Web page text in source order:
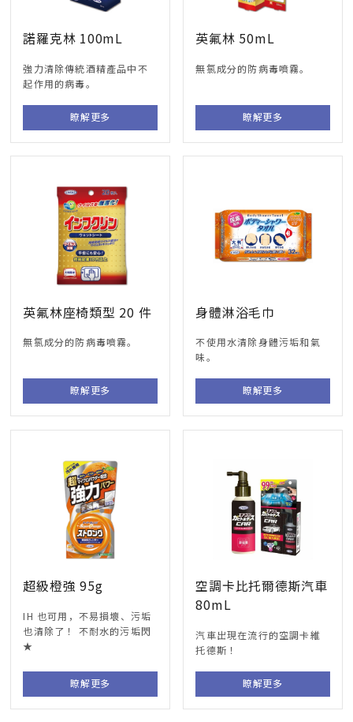
諾羅克林 100mL
強力清除傳統酒精產品中不
起作用的病毒。
瞭解更多
英氟林 50mL
無氯成分的防病毒噴霧。
瞭解更多
英氟林座椅類型 20 件
無氯成分的防病毒噴霧。
瞭解更多
身體淋浴毛巾
不使用水清除身體污垢和氣
味。
瞭解更多
超級橙強 95g
IH 也可用，不易損壞、污垢
也清除了！ 不耐水的污垢閃
★
瞭解更多
空調卡比托爾德斯汽車
80mL
汽車出現在流行的空調卡維
托德斯！
瞭解更多